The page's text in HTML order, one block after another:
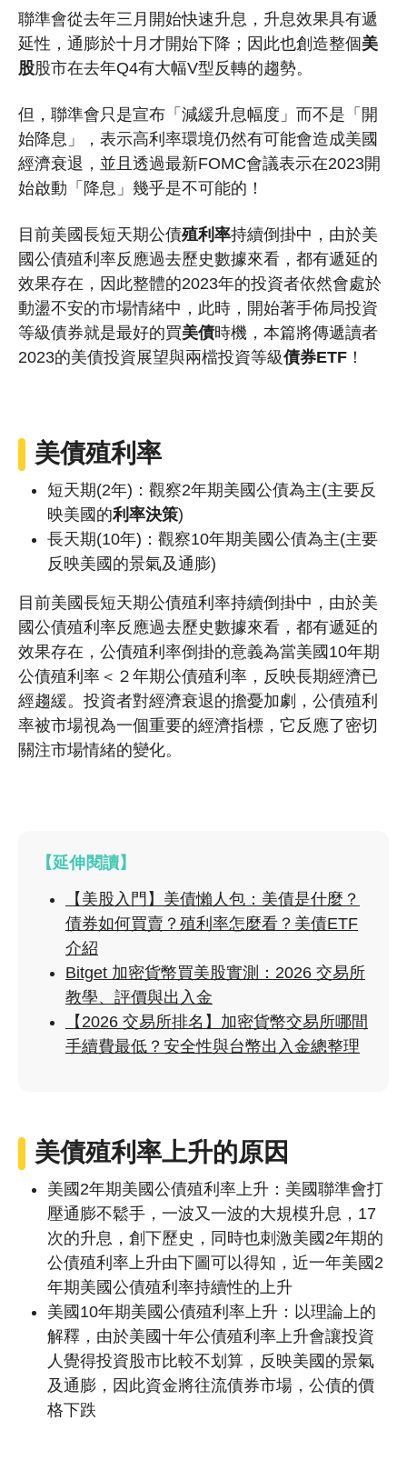
聯準會從去年三月開始快速升息，升息效果具有遞
延性，通膨於十月才開始下降；因此也創造整個 美
股股市在去年Q4有大幅V型反轉的趨勢。
但，聯準會只是宣布「減緩升息幅度」而不是「開
始降息」，表示高利率環境仍然有可能會造成美國
經濟衰退，並且透過最新FOMC會議表示在2023開
始啟動「降息」幾乎是不可能的！
目前美國長短天期公債殖利率持續倒掛中，由於美
國公債殖利率反應過去歷史數據來看，都有遞延的
效果存在，因此整體的2023年的投資者依然會處於
動盪不安的市場情緒中，此時，開始著手佈局投資
等級債券就是最好的買美債時機，本篇將傳遞讀者
2023的美債投資展望與兩檔投資等級債券ETF ！
美債殖利率
短天期(2年)：觀察2年期美國公債為主(主要反
映美國的利率決策)
長天期(10年)：觀察10年期美國公債為主(主要
反映美國的景氣及通膨)
目前美國長短天期公債殖利率持續倒掛中，由於美
國公債殖利率反應過去歷史數據來看，都有遞延的
效果存在，公債殖利率倒掛的意義為當美國10年期
公債殖利率＜２年期公債殖利率，反映長期經濟已
經趨緩。投資者對經濟衰退的擔憂加劇，公債殖利
率被市場視為一個重要的經濟指標，它反應了密切
關注市場情緒的變化。
【延伸閱讀】
【美股入門】美債懶人包：美債是什麼？
債券如何買賣？殖利率怎麼看？美債ETF
介紹
Bitget 加密貨幣買美股實測：2026 交易所
教學、評價與出入金
【2026 交易所排名】加密貨幣交易所哪間
手續費最低？安全性與台幣出入金總整理
美債殖利率上升的原因
美國2年期美國公債殖利率上升：美國聯準會打
壓通膨不鬆手，一波又一波的大規模升息，17
次的升息，創下歷史，同時也刺激美國2年期的
公債殖利率上升由下圖可以得知，近一年美國2
年期美國公債殖利率持續性的上升
美國10年期美國公債殖利率上升：以理論上的
解釋，由於美國十年公債殖利率上升會讓投資
人覺得投資股市比較不划算，反映美國的景氣
及通膨，因此資金將往流債券市場，公債的價
格下跌